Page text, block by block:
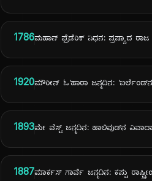
1786ಮಹಾನ್ ಫ್ರೆಡೆರಿಕ್ ನಿಧನ: ಪ್ರಷ್ಯಾದ ರಾಜ
1920ಮೌರೀನ್ ಓ'ಹಾರಾ ಜನ್ಮದಿನ:
1893ಮೇ ವೆಸ್ಟ್ ಜನ್ಮದಿನ: ಹಾಲಿವುಡ್‌ನ
1887ಮಾರ್ಕಸ್ ಗಾರ್ವೆ ಜನ್ಮದಿನ: ಕಪ್ಪು